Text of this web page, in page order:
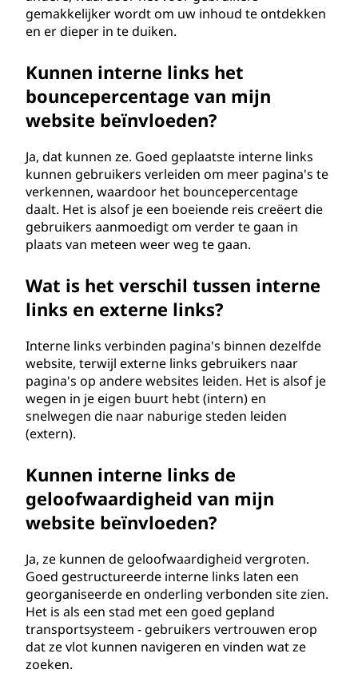
gemakkelijker wordt om uw inhoud te ontdekken
en er dieper in te duiken.
Kunnen interne links het
bouncepercentage van mijn
website beïnvloeden?
Ja, dat kunnen ze. Goed geplaatste interne links
kunnen gebruikers verleiden om meer pagina's te
verkennen, waardoor het bouncepercentage
daalt. Het is alsof je een boeiende reis creëert die
gebruikers aanmoedigt om verder te gaan in
plaats van meteen weer weg te gaan.
Wat is het verschil tussen interne
links en externe links?
Interne links verbinden pagina's binnen dezelfde
website, terwijl externe links gebruikers naar
pagina's op andere websites leiden. Het is alsof je
wegen in je eigen buurt hebt (intern) en
snelwegen die naar naburige steden leiden
(extern).
Kunnen interne links de
geloofwaardigheid van mijn
website beïnvloeden?
Ja, ze kunnen de geloofwaardigheid vergroten.
Goed gestructureerde interne links laten een
georganiseerde en onderling verbonden site zien.
Het is als een stad met een goed gepland
transportsysteem - gebruikers vertrouwen erop
dat ze vlot kunnen navigeren en vinden wat ze
zoeken.